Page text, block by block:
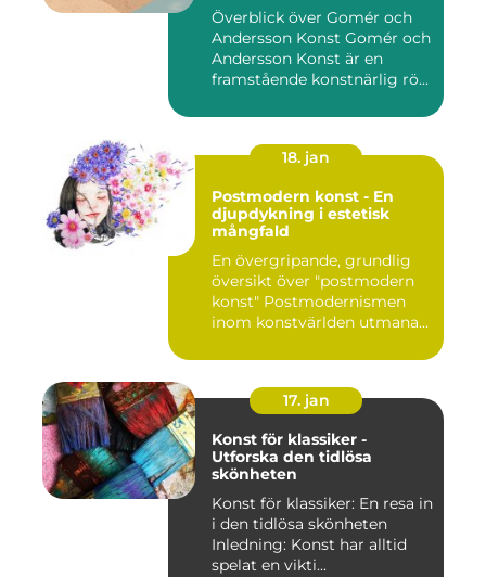
Överblick över Gomér och
Andersson Konst Gomér och
Andersson Konst är en
framstående konstnärlig rö...
18. jan
Postmodern konst - En
djupdykning i estetisk
mångfald
En övergripande, grundlig
översikt över "postmodern
konst" Postmodernismen
inom konstvärlden utmana...
17. jan
Konst för klassiker -
Utforska den tidlösa
skönheten
Konst för klassiker: En resa in
i den tidlösa skönheten
Inledning: Konst har alltid
spelat en vikti...